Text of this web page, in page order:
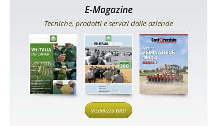
E-Magazine
Tecniche, prodotti e servizi dalle aziende
Visualizza tutti